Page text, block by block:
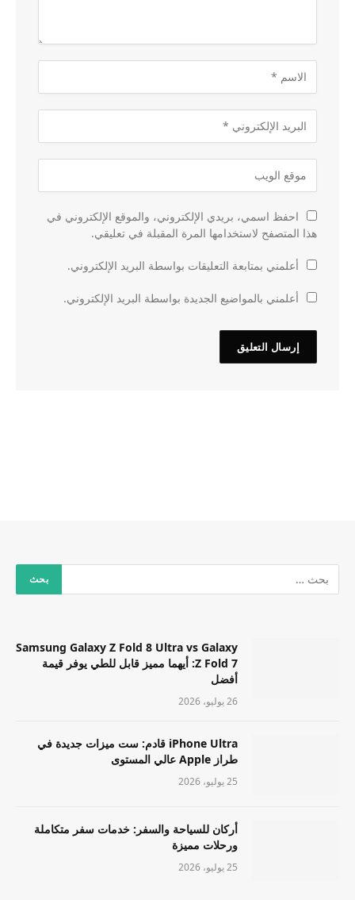
احفظ اسمي، بريدي الإلكتروني، والموقع الإلكتروني في
هذا المتصفح لاستخدامها المرة المقبلة في تعليقي.
أعلمني بمتابعة التعليقات بواسطة البريد الإلكتروني.
أعلمني بالمواضيع الجديدة بواسطة البريد الإلكتروني.
Samsung Galaxy Z Fold 8 Ultra vs Galaxy
Z Fold 7: أيهما مميز قابل للطي يوفر قيمة
أفضل
26 يوليو، 2026
iPhone Ultra قادم: ست ميزات جديدة في
طراز Apple عالي المستوى
25 يوليو، 2026
أركان للسياحة والسفر: خدمات سفر متكاملة
ورحلات مميزة
25 يوليو، 2026